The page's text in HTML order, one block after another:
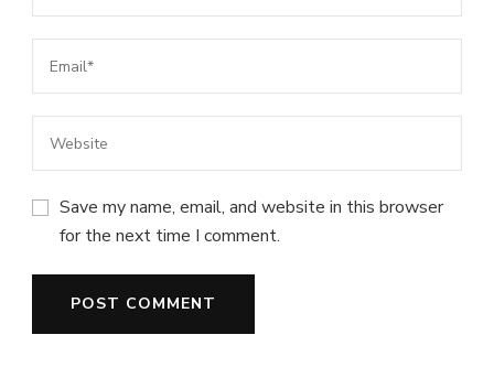
Save my name, email, and website in this browser
for the next time I comment.